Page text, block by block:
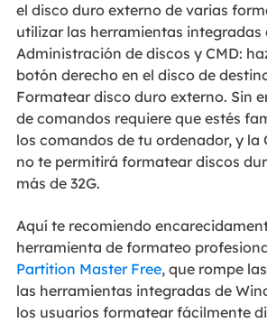
el disco duro externo de varias
utilizar las herramientas integradas
Administración de discos y CMD:
botón derecho en el disco de
Formatear disco duro externo. Sin
de comandos requiere que estés
los comandos de tu ordenador, y la
no te permitirá formatear discos
más de 32G.
Aquí te recomiendo
herramienta de formateo
Partition Master Free, que rompe
las herramientas integradas de
los usuarios formatear fácilmente